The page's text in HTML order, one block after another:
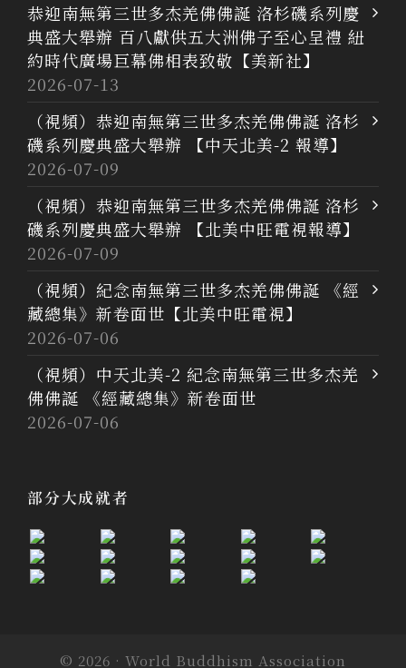
恭迎南無第三世多杰羌佛佛誕 洛杉磯系列慶
典盛大舉辦 百八獻供五大洲佛子至心呈禮 紐
約時代廣場巨幕佛相表致敬【美新社】
2026-07-13
（視頻）恭迎南無第三世多杰羌佛佛誕 洛杉
磯系列慶典盛大舉辦 【中天北美-2 報導】
2026-07-09
（視頻）恭迎南無第三世多杰羌佛佛誕 洛杉
磯系列慶典盛大舉辦 【北美中旺電視報導】
2026-07-09
（視頻）紀念南無第三世多杰羌佛佛誕 《經
藏總集》新卷面世【北美中旺電視】
2026-07-06
（視頻）中天北美-2 紀念南無第三世多杰羌
佛佛誕 《經藏總集》新卷面世
2026-07-06
部分大成就者
© 2026 · World Buddhism Association